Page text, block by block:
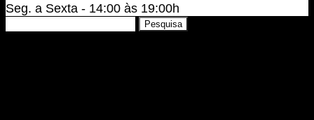
Seg. a Sexta - 14:00 às 19:00h
Pesquisa